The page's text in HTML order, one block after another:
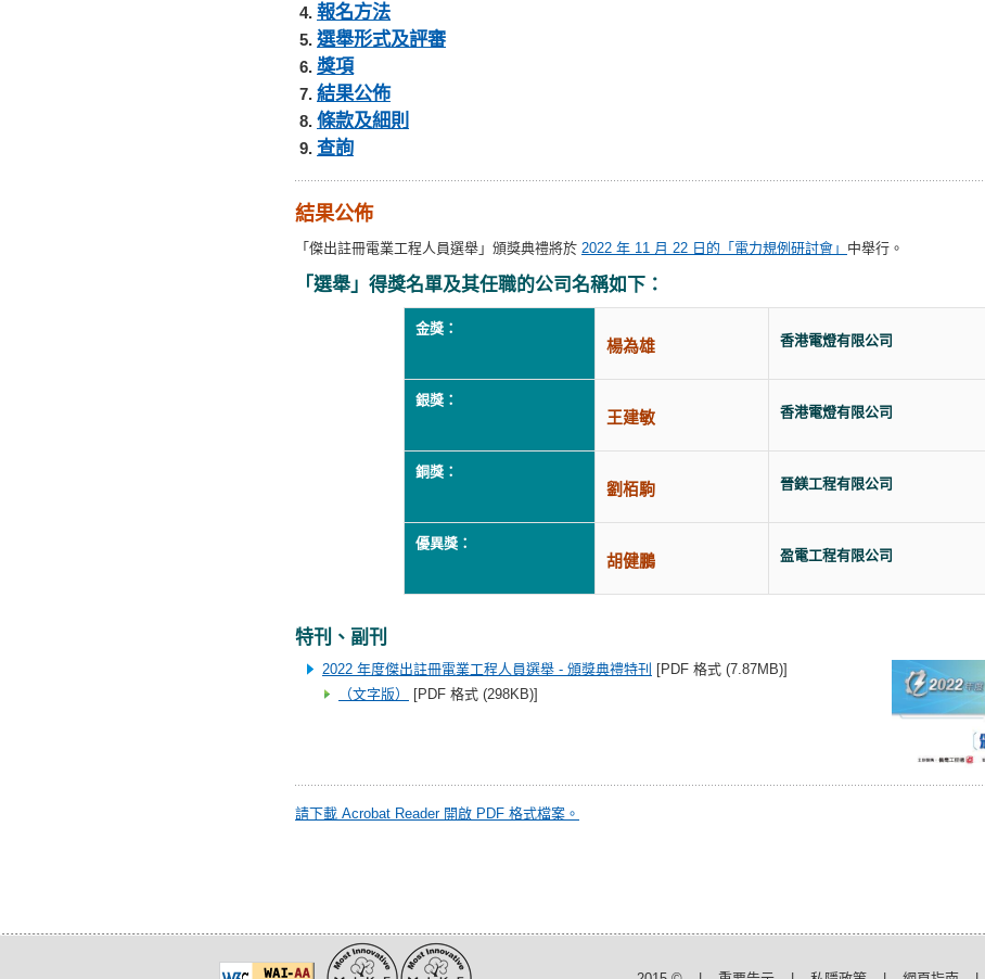
報名方法
選舉形式及評審
獎項
結果公佈
條款及細則
查詢
結果公佈
「傑出註冊電業工程人員選舉 」頒獎典禮將於 2022 年 11 月 22 日的「電力規例研討會」 中舉行。
「選舉」得獎名單及其任職的公司名稱如下：
金獎：
楊為雄 香港電燈有限公司
銀獎：
王建敏 香港電燈有限公司
銅獎：
劉栢駒 晉鎂工程有限公司
優異獎：
胡健鵬 盈電工程有限公司
特刊、副刊
2022 年度傑出註冊電業工程人員選舉 - 頒獎典禮特刊
[PDF 格式 (7.87MB)]
（文字版）
[PDF 格式 (298KB)]
請下載 Acrobat Reader 開啟 PDF 格式檔案。